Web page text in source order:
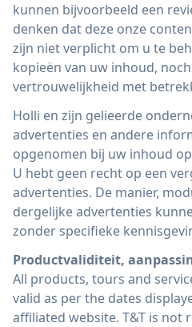
kunnen bijvoorbeeld een
denken dat deze onze
zijn niet verplicht om u te
kopieën van uw inhoud,
vertrouwelijkheid met
Holli en zijn gelieerde
advertenties en andere
opgenomen bij uw inhoud
U hebt geen recht op een
advertenties. De manier,
dergelijke advertenties
zonder specifieke
Productvaliditeit,
All products, tours and
valid as per the dates
affiliated website. T&T is not